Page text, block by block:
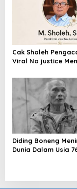
Cak Sholeh
Viral No justice
Diding Boneng
Dunia Dalam Usia